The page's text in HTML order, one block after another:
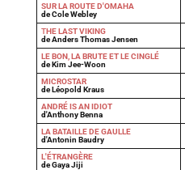
SUR LA ROUTE D'OMAHA
de Cole Webley
THE LAST VIKING
de Anders Thomas Jensen
LE BON, LA BRUTE ET LE CINGLÉ
de Kim Jee-Woon
MICROSTAR
de Léopold Kraus
ANDRÉ IS AN IDIOT
d'Anthony Benna
LA BATAILLE DE GAULLE
d'Antonin Baudry
L'ÉTRANGÈRE
de Gaya Jiji